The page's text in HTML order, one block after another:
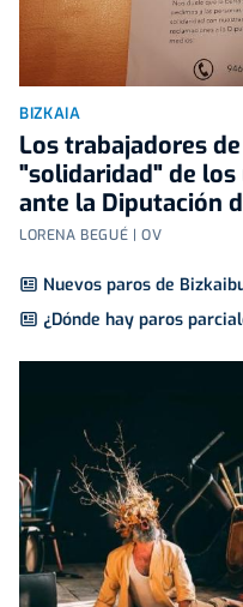
BIZKAIA
Los trabajadores
"solidaridad" de
ante la Diputación
LORENA BEGUÉ | OV
Nuevos paros de
¿Dónde hay paros